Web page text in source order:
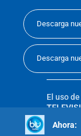
Descarga
Descarga
El uso
sin